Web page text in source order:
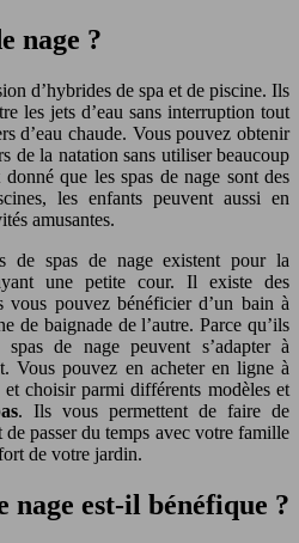
nage ?
d’hybrides de spa et de piscine. Ils
les jets d’eau sans interruption tout
d’eau chaude. Vous pouvez obtenir
de la natation sans utiliser beaucoup
que les spas de nage sont des
les enfants peuvent aussi en
amusantes.
de spas de nage existent pour la
une petite cour. Il existe des
vous pouvez bénéficier d’un bain à
de baignade de l’autre. Parce qu’ils
de nage peuvent s’adapter à
Vous pouvez en acheter en ligne à
et choisir parmi différents modèles et
. Ils vous permettent de faire de
de passer du temps avec votre famille
de votre jardin.
nage est-il bénéfique ?